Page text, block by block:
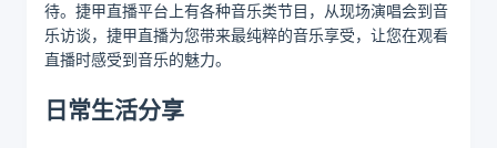
待。捷甲直播平台上有各种音乐类节目，从现场演唱会到音
乐访谈，捷甲直播为您带来最纯粹的音乐享受，让您在观看
直播时感受到音乐的魅力。
日常生活分享